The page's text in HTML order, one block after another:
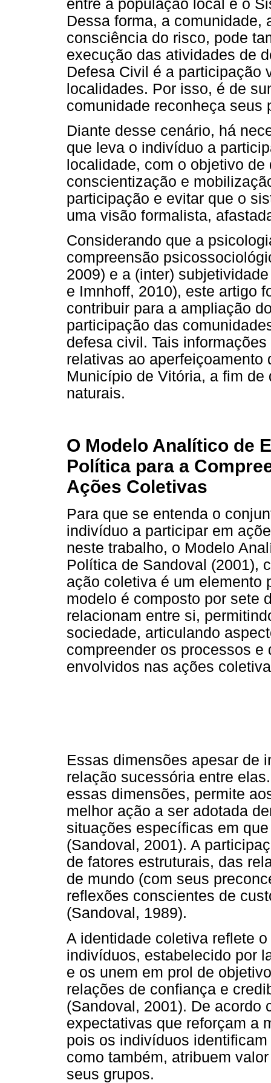
entre a população local e o
Dessa forma, a comunidade,
consciência do risco, pode
execução das atividades de
Defesa Civil é a participação
localidades. Por isso, é de
comunidade reconheça seus
Diante desse cenário, há
que leva o indivíduo a
localidade, com o objetivo
conscientização e
participação e evitar que o
uma visão formalista,
Considerando que a
compreensão
2009) e a (inter)
e Imnhoff, 2010), este artigo
contribuir para a ampliação
participação das
defesa civil. Tais
relativas ao
Município de Vitória, a fim
naturais.
O Modelo Analítico de
Política para a
Ações Coletivas
Para que se entenda o
indivíduo a participar em
neste trabalho, o Modelo
Política de Sandoval (2001),
ação coletiva é um elemento
modelo é composto por sete
relacionam entre si,
sociedade, articulando
compreender os processos
envolvidos nas ações
Essas dimensões apesar de
relação sucessória entre
essas dimensões, permite
melhor ação a ser adotada
situações específicas em
(Sandoval, 2001). A
de fatores estruturais, das
de mundo (com seus
reflexões conscientes de
(Sandoval, 1989).
A identidade coletiva reflete
indivíduos, estabelecido por
e os unem em prol de
relações de confiança e
(Sandoval, 2001). De acordo
expectativas que reforçam a
pois os indivíduos
como também, atribuem
seus grupos.